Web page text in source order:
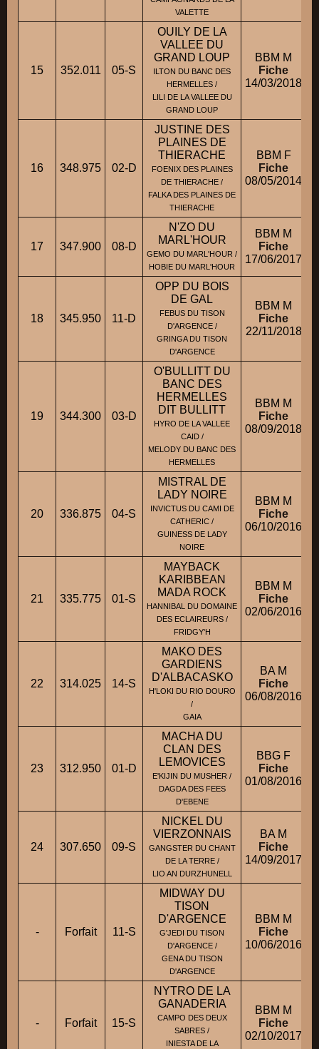
VALETTE
15 352.011 05-S
OUILY DE LA
VALLEE DU
GRAND LOUP
ILTON DU BANC DES
HERMELLES /
LILI DE LA VALLEE DU
GRAND LOUP
BBM M
Fiche
14/03/2018
16 348.975 02-D
JUSTINE DES
PLAINES DE
THIERACHE
FOENIX DES PLAINES
DE THIERACHE /
FALKA DES PLAINES DE
THIERACHE
BBM F
Fiche
08/05/2014
17 347.900 08-D
N'ZO DU
MARL'HOUR
GEMO DU MARL'HOUR /
HOBIE DU MARL'HOUR
BBM M
Fiche
17/06/2017
18 345.950 11-D
OPP DU BOIS
DE GAL
FEBUS DU TISON
D'ARGENCE /
GRINGA DU TISON
D'ARGENCE
BBM M
Fiche
22/11/2018
19 344.300 03-D
O'BULLITT DU
BANC DES
HERMELLES
DIT BULLITT
HYRO DE LA VALLEE
CAID /
MELODY DU BANC DES
HERMELLES
BBM M
Fiche
08/09/2018
20 336.875 04-S
MISTRAL DE
LADY NOIRE
INVICTUS DU CAMI DE
CATHERIC /
GUINESS DE LADY
NOIRE
BBM M
Fiche
06/10/2016
21 335.775 01-S
MAYBACK
KARIBBEAN
MADA ROCK
HANNIBAL DU DOMAINE
DES ECLAIREURS /
FRIDGY'H
BBM M
Fiche
02/06/2016
22 314.025 14-S
MAKO DES
GARDIENS
D'ALBACASKO
H'LOKI DU RIO DOURO
/
GAIA
BA M
Fiche
06/08/2016
23 312.950 01-D
MACHA DU
CLAN DES
LEMOVICES
E'KIJIN DU MUSHER /
DAGDA DES FEES
D'EBENE
BBG F
Fiche
01/08/2016
24 307.650 09-S
NICKEL DU
VIERZONNAIS
GANGSTER DU CHANT
DE LA TERRE /
LIO AN DURZHUNELL
BA M
Fiche
14/09/2017
- Forfait 11-S
MIDWAY DU
TISON
D'ARGENCE
G'JEDI DU TISON
D'ARGENCE /
GENA DU TISON
D'ARGENCE
BBM M
Fiche
10/06/2016
- Forfait 15-S
NYTRO DE LA
GANADERIA
CAMPO DES DEUX
SABRES /
INIESTA DE LA
BBM M
Fiche
02/10/2017